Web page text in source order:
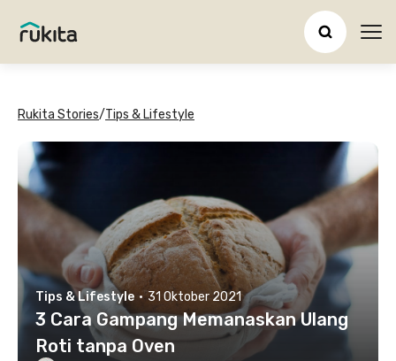
Rukita Stories/Tips & Lifestyle
Tips & Lifestyle · 31 Oktober 2021
3 Cara Gampang Memanaskan Ulang
Roti tanpa Oven